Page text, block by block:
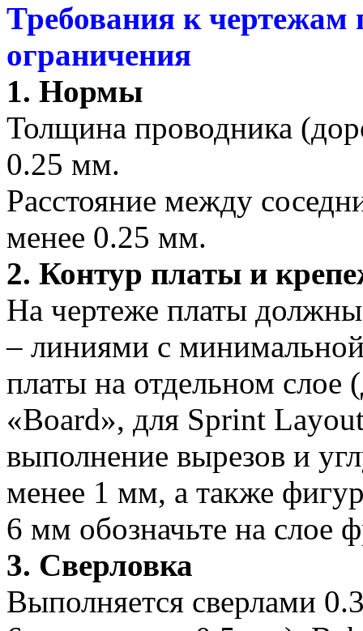
Требования к чертежам
ограничения
1. Нормы
Толщина проводника
0.25 мм.
Расстояние между
менее 0.25 мм.
2. Контур платы и
На чертеже платы
– линиями с
платы на отдельном слое
«Board», для Sprint
выполнение вырезов и
менее 1 мм, а также
6 мм обозначьте на слое
3. Сверловка
Выполняется сверлами